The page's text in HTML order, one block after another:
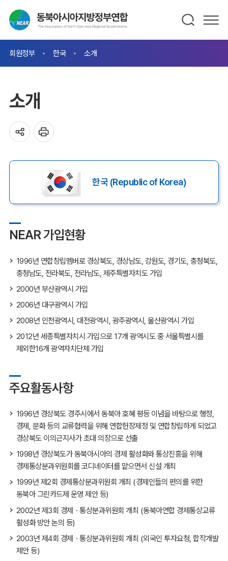
회원정부 한국 소개
소개
한국 (Republic of Korea)
NEAR 가입현황
1996년 연합창립멤버로 경상북도, 경상남도, 강원도, 경기도, 충청북도,
충청남도, 전라북도, 전라남도, 제주특별자치도 가입
2000년 부산광역시 가입
2006년 대구광역시 가입
2008년 인천광역시, 대전광역시, 광주광역시, 울산광역시 가입
2012년 세종특별자치시 가입으로 17개 광역시도 중 서울특별시를
제외한16개 광역자치단체 가입
주요활동사항
1996년 경상북도 경주시에서 동북아 호혜 평등 이념을 바탕으로 행정,
경제, 문화 등의 교류협력을 위해 연합헌장제정 및 연합창립하게 되었고
경상북도 이의근지사가 초대 의장으로 선출
1998년 경상북도가 동북아시아의 경제 활성화와 통상진흥을 위해
경제통상분과위원회를 코디네이터를 맡으면서 신설 개최
1999년 제2회 경제통상분과위원회 개최 (경제인들의 편의를 위한
동북아 그린카드제 운영 제안 등)
2002년 제3회 경제ㆍ통상분과위원회 개최 (동북아연합 경제통상교류
활성화 방안 논의 등)
2003년 제4회 경제ㆍ통상분과위원회 개최 (외국인 투자요청, 합작개발
제안 등)